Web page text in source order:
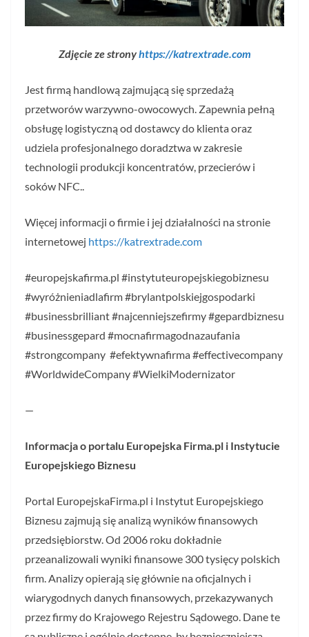
Zdjęcie ze stronyhttps://katrextrade.com
Jest firmą handlową zajmującą się sprzedażą
przetworów warzywno-owocowych. Zapewnia pełną
obsługę logistyczną od dostawcy do klienta oraz
udziela profesjonalnego doradztwa w zakresie
technologii produkcji koncentratów, przecierów i
soków NFC..
Więcej informacji o firmie i jej działalności na stronie
internetowej https://katrextrade.com
#europejskafirma.pl #instytuteuropejskiegobiznesu
#wyróżnieniadlafirm #brylantpolskiejgospodarki
#businessbrilliant #najcenniejszefirmy #gepardbiznesu
#businessgepard #mocnafirmagodnazaufania
#strongcompany #efektywnafirma #effectivecompany
#WorldwideCompany #WielkiModernizator
—
Informacja o portalu Europejska Firma.pl i Instytucie
Europejskiego Biznesu
Portal EuropejskaFirma.pl i Instytut Europejskiego
Biznesu zajmują się analizą wyników finansowych
przedsiębiorstw. Od 2006 roku dokładnie
przeanalizowali wyniki finansowe 300 tysięcy polskich
firm. Analizy opierają się głównie na oficjalnych i
wiarygodnych danych finansowych, przekazywanych
przez firmy do Krajowego Rejestru Sądowego. Dane te